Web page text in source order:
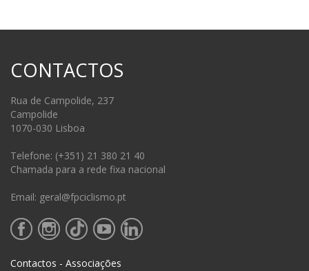
CONTACTOS
Rua de Campolide, 237
Campolide
1070-030 Lisboa
Telefone: (+351) 21 380 21 40
Chamada para a rede fixa nacional
Email: geral@fpciclismo.pt
Contactos - Associações